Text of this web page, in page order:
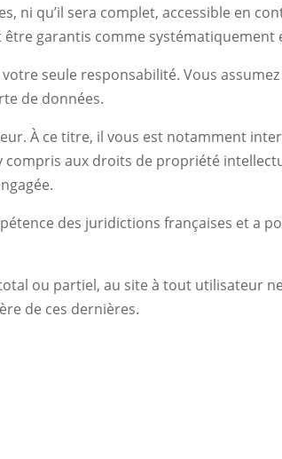
ni qu’il sera complet, accessible en
garantis comme systématiquement
seule responsabilité. Vous assumez
de données.
À ce titre, il vous est notamment
aux droits de propriété
des juridictions françaises et a
ou partiel, au site à tout utilisateur
de ces dernières.